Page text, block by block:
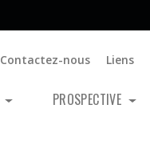
Contactez-nous Liens
PROSPECTIVE